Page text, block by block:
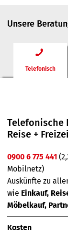
Unsere
Telefonisch
Telefonische
Reise +
0900 6 775 441
Mobilnetz)
Auskünfte zu
wie Einkauf,
Möbelkauf,
Kosten